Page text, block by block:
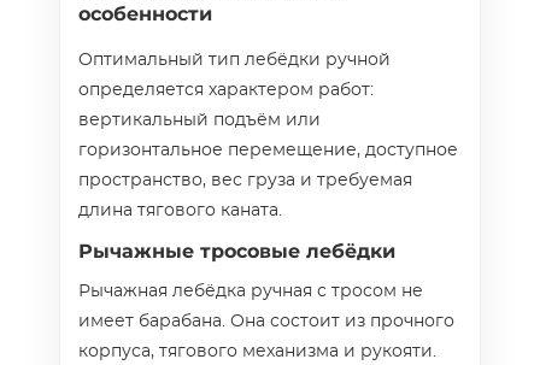
особенности
Оптимальный тип лебёдки ручной
определяется характером работ:
вертикальный подъём или
горизонтальное перемещение, доступное
пространство, вес груза и требуемая
длина тягового каната.
Рычажные тросовые лебёдки
Рычажная лебёдка ручная с тросом не
имеет барабана. Она состоит из прочного
корпуса, тягового механизма и рукояти.